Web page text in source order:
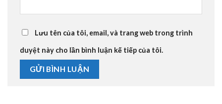
Lưu tên của tôi, email, và trang web trong trình
duyệt này cho lần bình luận kế tiếp của tôi.